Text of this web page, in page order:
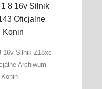
16v Silnik Z18xe
Archiwum
Konin